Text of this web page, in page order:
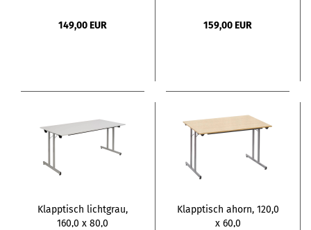
149,00 EUR 159,00 EUR
Klapptisch lichtgrau,
160,0 x 80,0
Klapptisch ahorn, 120,0
x 60,0